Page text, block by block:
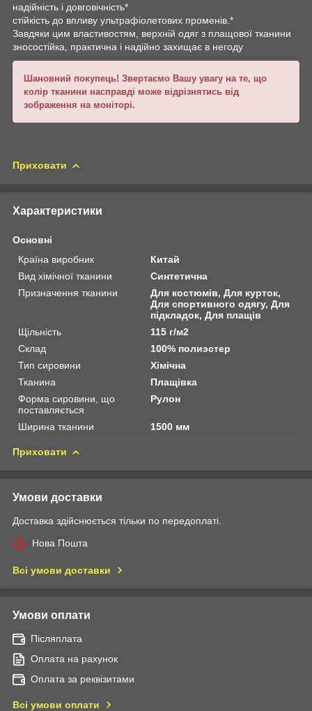
надійність і довговічність*
стійкість до впливу ультрафіолетових променів.*
Завдяки цим властивостям, верхній одяг з плащової тканини
зносостійка, практична і надійно захищає в негоду
Шановний покупець! Звертаємо Вашу увагу на те, що
колір тканини насправді може відрізнятись від
зображення на моніторі.
Приховати
Характеристики
Основні
Країна виробник
Китай
Вид хімічної тканини
Синтетична
Призначення тканини
Для костюмів, Для курток,
Для спортивного одягу, Для
підкладок, Для плащів
Щільність
115 г/м2
Склад
100% полиэстер
Тип сировини
Хімічна
Тканина
Плащівка
Форма сировини, що
поставляється
Рулон
Ширина тканини 1500 мм
Приховати
Умови доставки
Доставка здійснюється тільки по передоплаті.
Нова Пошта
Всі умови доставки
Умови оплати
Післяплата
Оплата на рахунок
Оплата за реквізитами
Всі умови оплати